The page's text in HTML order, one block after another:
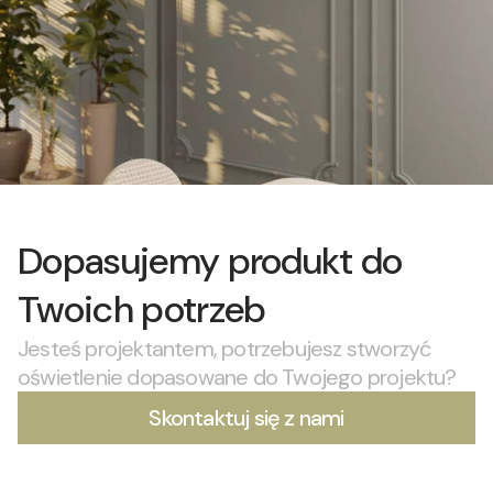
Dopasujemy produkt do
Twoich potrzeb
Jesteś projektantem, potrzebujesz stworzyć
oświetlenie dopasowane do Twojego projektu?
Skontaktuj się z nami